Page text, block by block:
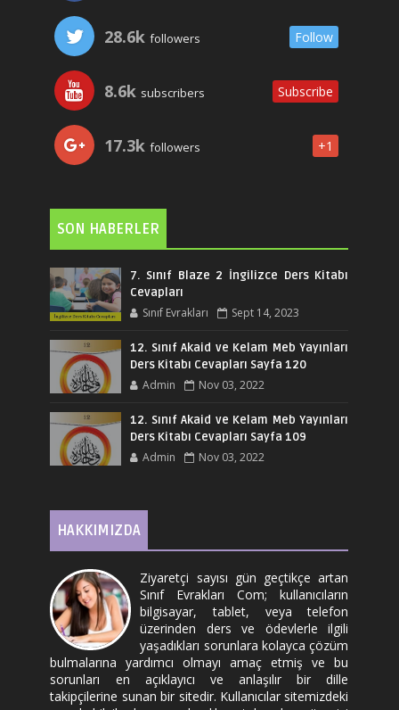
28.6k followers Follow
8.6k subscribers Subscribe
17.3k followers +1
SON HABERLER
7. Sınıf Blaze 2 İngilizce Ders Kitabı
Cevapları
Sınıf Evrakları Sept 14, 2023
12. Sınıf Akaid ve Kelam Meb Yayınları
Ders Kitabı Cevapları Sayfa 120
Admin Nov 03, 2022
12. Sınıf Akaid ve Kelam Meb Yayınları
Ders Kitabı Cevapları Sayfa 109
Admin Nov 03, 2022
HAKKIMIZDA
Ziyaretçi sayısı gün geçtikçe artan
Sınıf Evrakları Com; kullanıcıların
bilgisayar, tablet, veya telefon
üzerinden ders ve ödevlerle ilgili
yaşadıkları sorunlara kolayca çözüm
bulmalarına yardımcı olmayı amaç etmiş ve bu
sorunları en açıklayıcı ve anlaşılır bir dille
takipçilerine sunan bir sitedir. Kullanıcılar sitemizdeki